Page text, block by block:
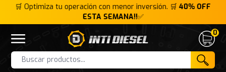
🛒 Optimiza tu operación con menor inversión. 🛒40% OFF
ESTA SEMANA!!✅
Open menu
Inti Diesel
Cart
0
HOME COLECCIÓN LO MÁS DESTACADO PARA MECÁNICOS